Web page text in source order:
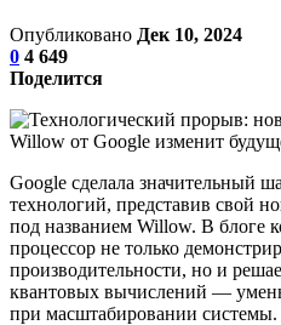
Опубликовано Дек 10, 2024
0 4 649
Поделится
Google сделала значительный
технологий, представив свой
под названием Willow. В блоге
процессор не только
производительности, но и
квантовых вычислений —
при масштабировании системы.